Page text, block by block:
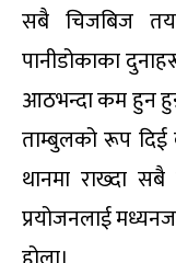
सबै चिजबिज
पानीडोकाका
आठभन्दा कम हुन
ताम्बुलको रूप
थानमा राख्दा
प्रयोजनलाई